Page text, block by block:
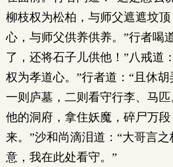
柳枝权为松柏，与师父遮遮坟
心，与师父供养供养。”行者喝
了，还将石子儿供他！”八戒道
权为孝道心。”行者道：“且休胡
一则庐墓，二则看守行李、马
他的洞府，拿住妖魔，碎尸万
来。”沙和尚滴泪道：“大哥言
意，我在此处看守。”